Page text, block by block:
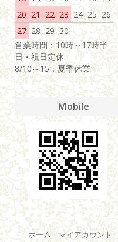
20 21 22 23 24 25 26
27 28 29 30
営業時間：10時～17時半
日・祝日定休
8/10～15：夏季休業
Mobile
ホーム マイアカウント